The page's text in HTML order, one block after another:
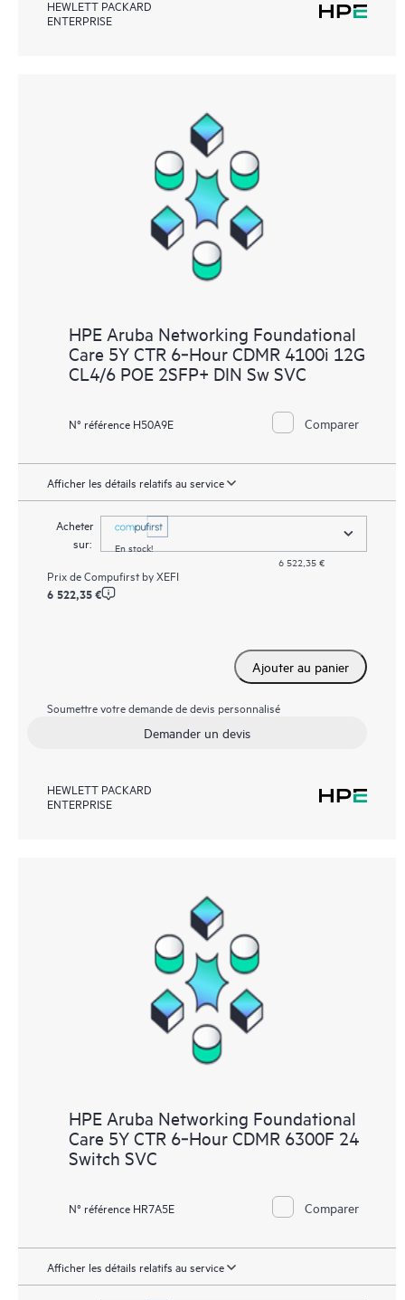
HEWLETT PACKARD
ENTERPRISE
HPE Aruba Networking Foundational
Care 5Y CTR 6‑Hour CDMR 4100i 12G
CL4/6 POE 2SFP+ DIN Sw SVC
N° référence H50A9E Comparer
Afficher les détails relatifs au service
Acheter
sur:
En stock!
6 522,35 €
Prix deCompufirst by XEFI
6 522,35 €
Ajouter au panier
Soumettre votre demande de devis personnalisé
Demander un devis
HEWLETT PACKARD
ENTERPRISE
HPE Aruba Networking Foundational
Care 5Y CTR 6‑Hour CDMR 6300F 24
Switch SVC
N° référence HR7A5E Comparer
Afficher les détails relatifs au service